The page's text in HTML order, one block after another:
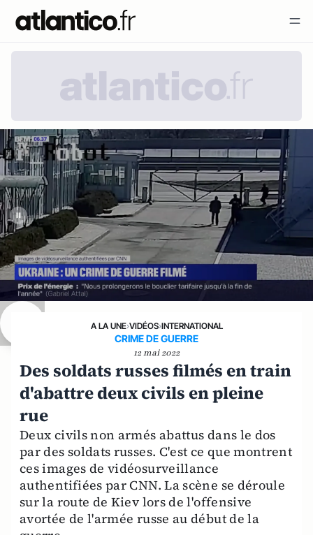
A LA UNE›VIDÉOS›INTERNATIONAL
CRIME DE GUERRE
12 mai 2022
Des soldats russes filmés en train
d'abattre deux civils en pleine
rue
Deux civils non armés abattus dans le dos
par des soldats russes. C'est ce que montrent
ces images de vidéosurveillance
authentifiées par CNN. La scène se déroule
sur la route de Kiev lors de l'offensive
avortée de l'armée russe au début de la